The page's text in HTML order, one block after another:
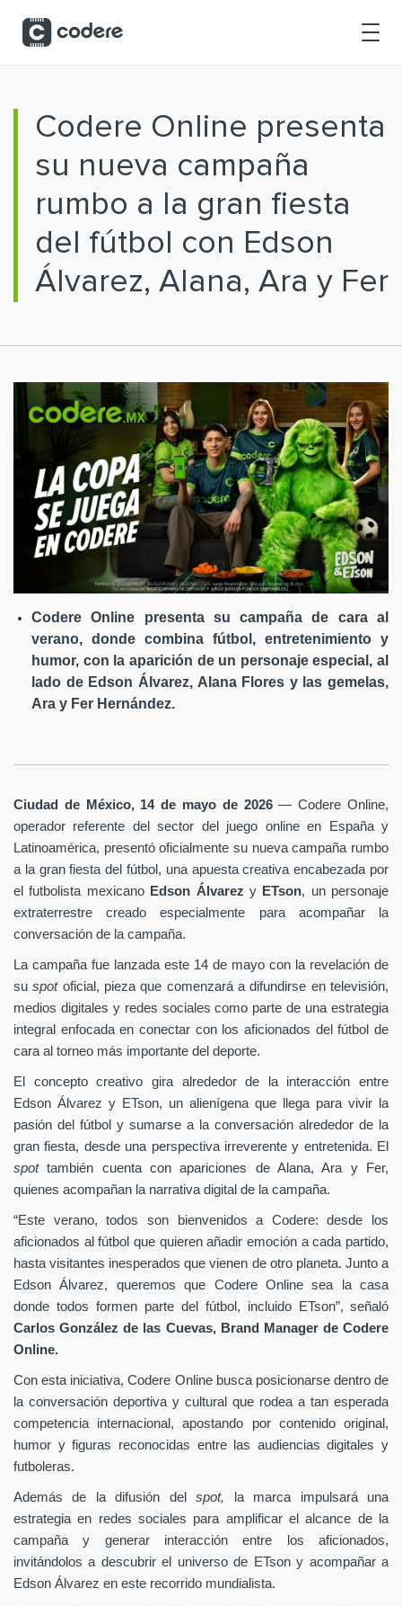
Codere Online presenta
su nueva campaña
rumbo a la gran fiesta
del fútbol con Edson
Álvarez, Alana, Ara y Fer
Codere Online presenta su campaña de cara al
verano, donde combina fútbol, entretenimiento y
humor, con la aparición de un personaje especial, al
lado de Edson Álvarez, Alana Flores y las gemelas,
Ara y Fer Hernández.
Ciudad de México, 14 de mayo de 2026— Codere Online,
operador referente del sector del juego online en España y
Latinoamérica, presentó oficialmente su nueva campaña rumbo
a la gran fiesta del fútbol, una apuesta creativa encabezada por
el futbolista mexicano Edson Álvarez yETson, un personaje
extraterrestre creado especialmente para acompañar la
conversación de la campaña.
La campaña fue lanzada este 14 de mayo con la revelación de
suspot oficial, pieza que comenzará a difundirse en televisión,
medios digitales y redes sociales como parte de una estrategia
integral enfocada en conectar con los aficionados del fútbol de
cara al torneo más importante del deporte.
El concepto creativo gira alrededor de la interacción entre
Edson Álvarez y ETson, un alienígena que llega para vivir la
pasión del fútbol y sumarse a la conversación alrededor de la
gran fiesta, desde una perspectiva irreverente y entretenida. El
spottambién cuenta con apariciones de Alana, Ara y Fer,
quienes acompañan la narrativa digital de la campaña.
“Este verano, todos son bienvenidos a Codere: desde los
aficionados al fútbol que quieren añadir emoción a cada partido,
hasta visitantes inesperados que vienen de otro planeta. Junto a
Edson Álvarez, queremos que Codere Online sea la casa
donde todos formen parte del fútbol, incluido ETson”, señaló
Carlos González de las Cuevas, Brand Manager de Codere
Online.
Con esta iniciativa, Codere Online busca posicionarse dentro de
la conversación deportiva y cultural que rodea a tan esperada
competencia internacional, apostando por contenido original,
humor y figuras reconocidas entre las audiencias digitales y
futboleras.
Además de la difusión delspot,
la marca impulsará una
estrategia en redes sociales para amplificar el alcance de la
campaña y generar interacción entre los aficionados,
invitándolos a descubrir el universo de ETson y acompañar a
Edson Álvarez en este recorrido mundialista.